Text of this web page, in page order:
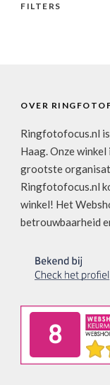
FILTERS
OVER
Ringfotofocus.nl
Haag. Onze
grootste
Ringfotofocus.nl
winkel! Het
betrouwbaarheid